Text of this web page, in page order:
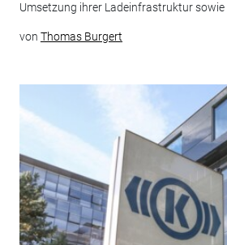
Umsetzung ihrer Ladeinfrastruktur sowie
von Thomas Burgert